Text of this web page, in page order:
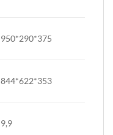
950*290*375
844*622*353
9,9